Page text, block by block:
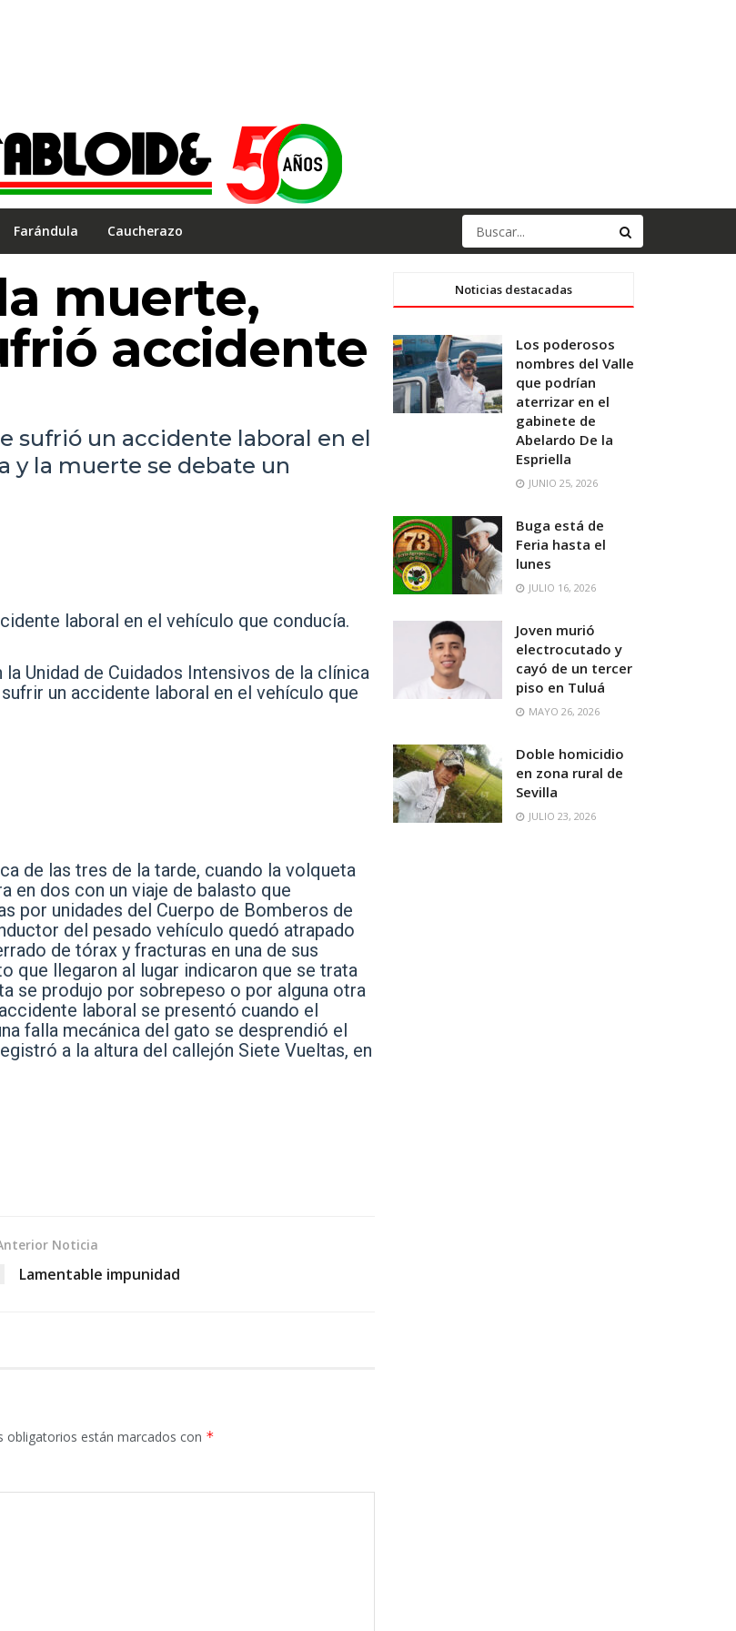
Farándula Caucherazo
muerte,
accidente
sufrió un accidente laboral en el
y la muerte se debate un
laboral en el vehículo que conducía.
Unidad de Cuidados Intensivos de la clínica
un accidente laboral en el vehículo que
de las tres de la tarde, cuando la volqueta
en dos con un viaje de balasto que
por unidades del Cuerpo de Bomberos de
del pesado vehículo quedó atrapado
de tórax y fracturas en una de sus
que llegaron al lugar indicaron que se trata
se produjo por sobrepeso o por alguna otra
laboral se presentó cuando el
falla mecánica del gato se desprendió el
a la altura del callejón Siete Vueltas, en
Noticia
Lamentable impunidad
obligatorios están marcados con *
Noticias destacadas
Los poderosos
nombres del Valle
que podrían
aterrizar en el
gabinete de
Abelardo De la
Espriella
JUNIO 25, 2026
Buga está de
Feria hasta el
lunes
JULIO 16, 2026
Joven murió
electrocutado y
cayó de un tercer
piso en Tuluá
MAYO 26, 2026
Doble homicidio
en zona rural de
Sevilla
JULIO 23, 2026